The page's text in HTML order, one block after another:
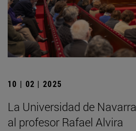
10 | 02 | 2025
La Universidad de
al profesor Rafael Alvira